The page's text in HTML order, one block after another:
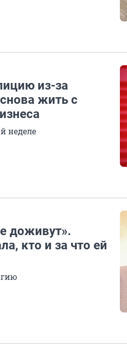
из-за
жить с
неделе
доживут».
кто и за что ей